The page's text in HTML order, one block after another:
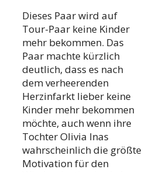
Dieses Paar wird auf
Tour-Paar keine Kinder
mehr bekommen. Das
Paar machte kürzlich
deutlich, dass es nach
dem verheerenden
Herzinfarkt lieber keine
Kinder mehr bekommen
möchte, auch wenn ihre
Tochter Olivia Inas
wahrscheinlich die größte
Motivation für den